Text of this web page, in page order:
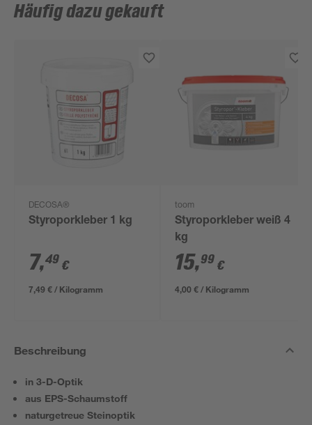
Häufig dazu gekauft
DECOSA®
Styroporkleber 1 kg
7,49 €
7,49 € / Kilogramm
toom
Styroporkleber weiß 4
kg
15,99 €
4,00 € / Kilogramm
Beschreibung
in 3-D-Optik
aus EPS-Schaumstoff
naturgetreue Steinoptik